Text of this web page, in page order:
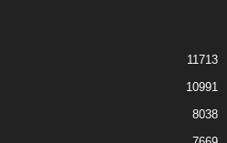
11713
10991
8038